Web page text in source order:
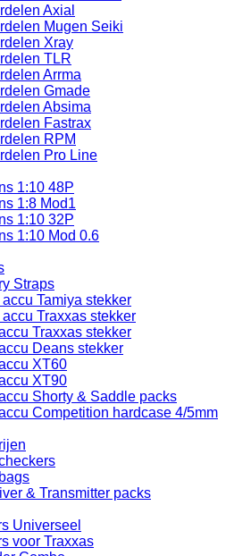
Axial
Mugen Seiki
Xray
TLR
Arrma
Gmade
Absima
Fastrax
RPM
Pro Line
1:10 48P
1:8 Mod1
1:10 32P
1:10 Mod 0.6
Straps
accu Tamiya stekker
accu Traxxas stekker
Traxxas stekker
Deans stekker
XT60
XT90
Shorty & Saddle packs
Competition hardcase 4/5mm
& Transmitter packs
Universeel
voor Traxxas